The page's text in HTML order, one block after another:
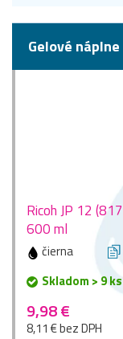
Gelové náplne
Ricoh JP 12
600 ml
čierna
Skladom > 9 ks
9,98 €
8,11 € bez DPH